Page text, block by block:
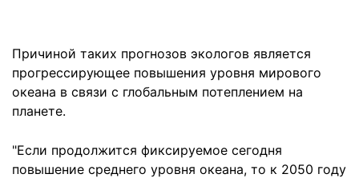
Причиной таких прогнозов экологов является
прогрессирующее повышения уровня мирового
океана в связи с глобальным потеплением на
планете.
"Если продолжится фиксируемое сегодня
повышение среднего уровня океана, то к 2050 году